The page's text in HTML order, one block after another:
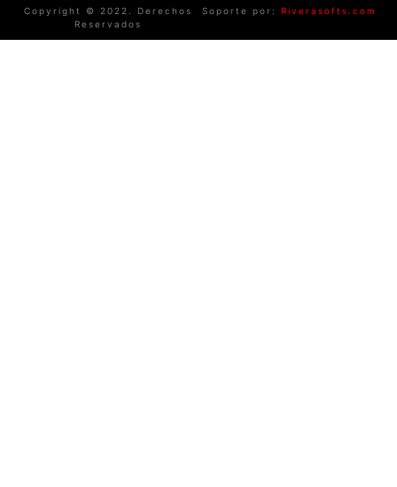
Copyright © 2022. Derechos
Reservados
Soporte por: Riverasofts.com